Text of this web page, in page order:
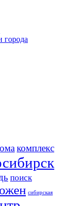
города
комплекс
поиск
сибирская